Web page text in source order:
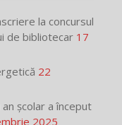
la concursul
de bibliotecar 17
22
școlar a început
2025